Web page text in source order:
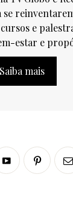
se
e
estar e
Saiba mais